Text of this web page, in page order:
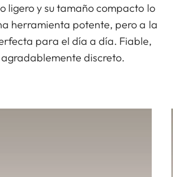
ligero y su tamaño compacto lo
herramienta potente, pero a la
para el día a día. Fiable,
agradablemente discreto.